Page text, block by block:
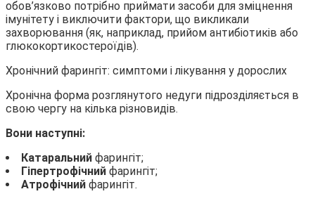
обов’язково потрібно приймати засоби для зміцнення
імунітету і виключити фактори, що викликали
захворювання (як, наприклад, прийом антибіотиків або
глюкокортикостероїдів).
Хронічний фарингіт: симптоми і лікування у дорослих
Хронічна форма розглянутого недуги підрозділяється в
свою чергу на кілька різновидів.
Вони наступні:
Катаральний фарингіт;
Гіпертрофічний фарингіт;
Атрофічний фарингіт.